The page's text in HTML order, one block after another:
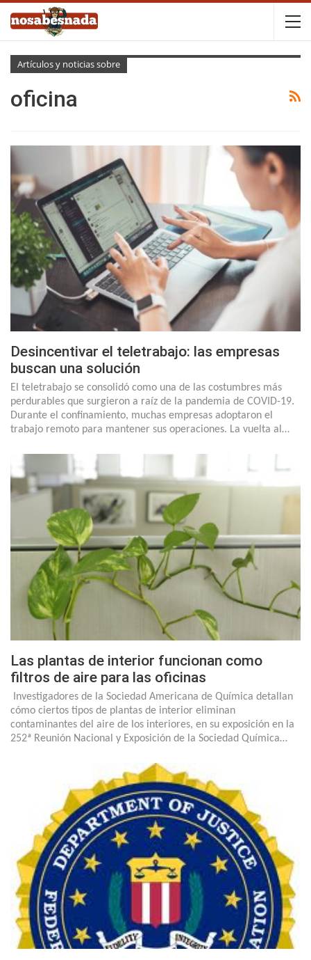
Artículos y noticias sobre
oficina
Desincentivar el teletrabajo: las empresas
buscan una solución
El teletrabajo se consolidó como una de las costumbres más
perdurables que surgieron a raíz de la pandemia de COVID-19.
Durante el confinamiento, muchas empresas adoptaron el
trabajo remoto para mantener sus operaciones. La vuelta al…
Las plantas de interior funcionan como
filtros de aire para las oficinas
Investigadores de la Sociedad Americana de Química detallan
cómo ciertos tipos de plantas de interior eliminan
contaminantes del aire de los interiores, en su exposición en la
252ª Reunión Nacional y Exposición de la Sociedad Química…